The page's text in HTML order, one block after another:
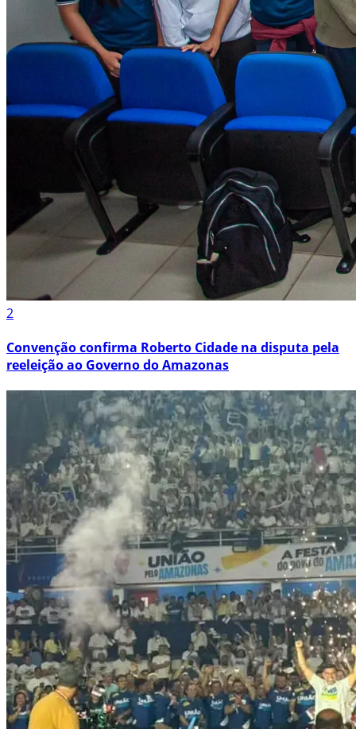
2
Convenção confirma Roberto Cidade na disputa pela
reeleição ao Governo do Amazonas